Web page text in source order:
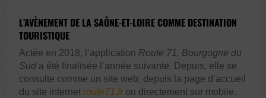
L’AVÈNEMENT DE LA SAÔNE-ET-LOIRE COMME DESTINATION
TOURISTIQUE
Actée en 2018, l’application Route 71, Bourgogne du
Sud a été finalisée l’année suivante. Depuis, elle se
consulte comme un site web, depuis la page d’accueil
du site internetroute71.frou directement sur mobile.